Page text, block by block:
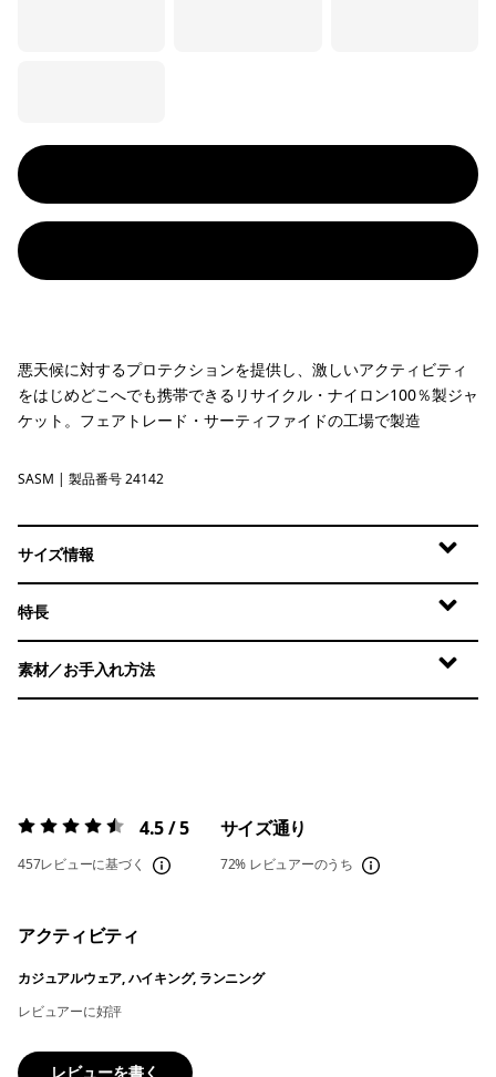
悪天候に対するプロテクションを提供し、激しいアクティビティ
をはじめどこへでも携帯できるリサイクル・ナイロン100％製ジャ
ケット。フェアトレード・サーティファイドの工場で製造
Sastrugi: Summit Blue
SASM | 製品番号 24142
サイズ情報
特長
素材／お手入れ方法
評価:4.5 / 5 4.5 / 5
457レビューに基づく
サイズ通り
72% レビュアーのうち
アクティビティ
カジュアルウェア, ハイキング, ランニング
レビュアーに好評
レビューを書く